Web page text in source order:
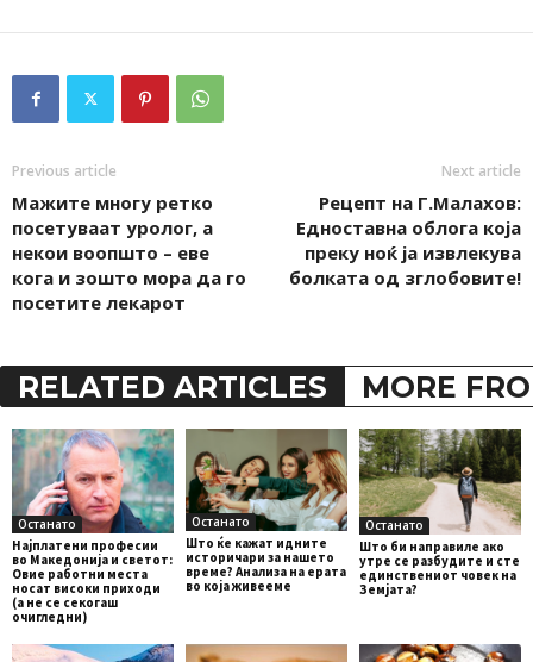
Previous article
Мажите многу ретко
посетуваат уролог, а
некои воопшто – еве
кога и зошто мора да го
посетите лекарот
Next article
Рецепт на Г.Малахов:
Едноставна облога која
преку ноќ ја извлекува
болката од зглобовите!
RELATED ARTICLES MORE
Останато
Најплатени професии
во Македонија и светот:
Овие работни места
носат високи приходи
(а не се секогаш
очигледни)
Останато
Што ќе кажат идните
историчари за нашето
време? Анализа на ерата
во која живееме
Останато
Што би направиле ако
утре се разбудите и сте
единствениот човек на
Земјата?